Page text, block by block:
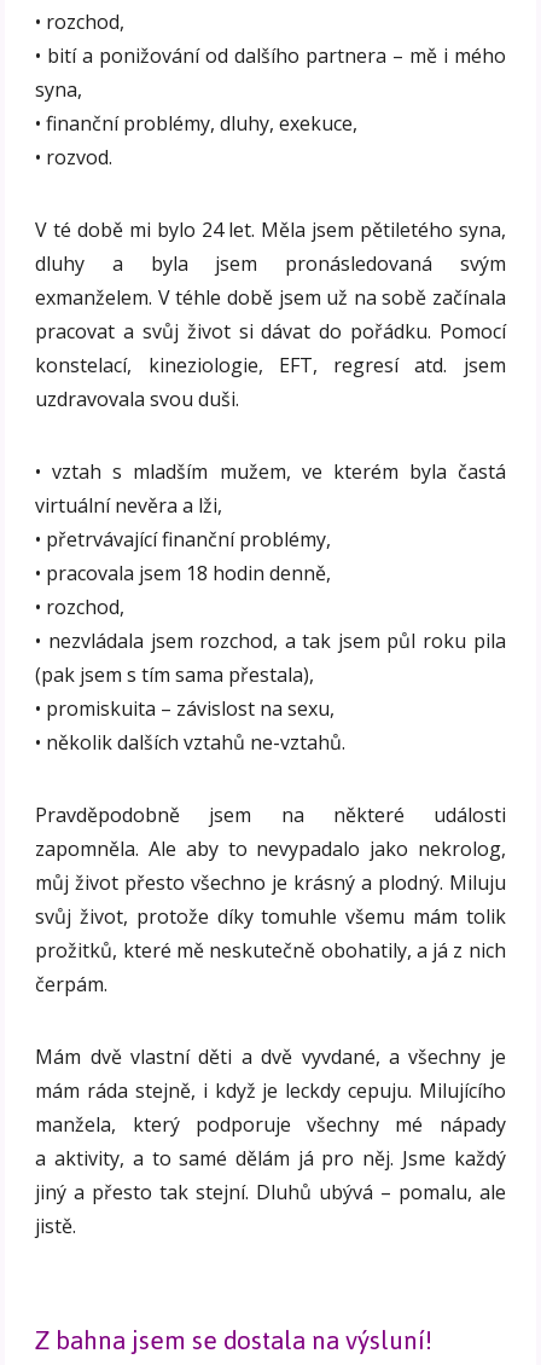
• rozchod,
• bití a ponižování od dalšího partnera – mě i mého
syna,
• finanční problémy, dluhy, exekuce,
• rozvod.
V té době mi bylo 24 let. Měla jsem pětiletého syna,
dluhy a byla jsem pronásledovaná svým
exmanželem. V téhle době jsem už na sobě začínala
pracovat a svůj život si dávat do pořádku. Pomocí
konstelací, kineziologie, EFT, regresí atd. jsem
uzdravovala svou duši.
• vztah s mladším mužem, ve kterém byla častá
virtuální nevěra a lži,
• přetrvávající finanční problémy,
• pracovala jsem 18 hodin denně,
• rozchod,
• nezvládala jsem rozchod, a tak jsem půl roku pila
(pak jsem s tím sama přestala),
• promiskuita – závislost na sexu,
• několik dalších vztahů ne-vztahů.
Pravděpodobně jsem na některé události
zapomněla. Ale aby to nevypadalo jako nekrolog,
můj život přesto všechno je krásný a plodný. Miluju
svůj život, protože díky tomuhle všemu mám tolik
prožitků, které mě neskutečně obohatily, a já z nich
čerpám.
Mám dvě vlastní děti a dvě vyvdané, a všechny je
mám ráda stejně, i když je leckdy cepuju. Milujícího
manžela, který podporuje všechny mé nápady
a aktivity, a to samé dělám já pro něj. Jsme každý
jiný a přesto tak stejní. Dluhů ubývá – pomalu, ale
jistě.
Z bahna jsem se dostala na výsluní!